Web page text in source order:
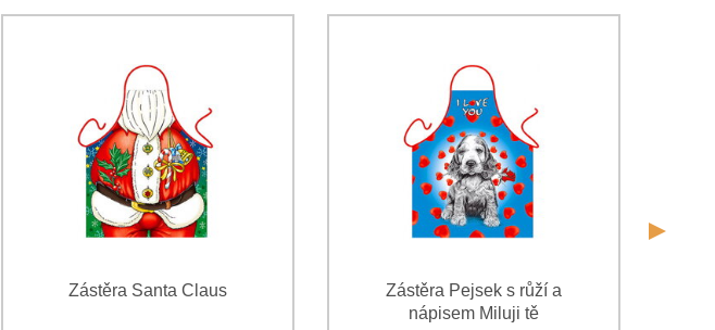
jsem se s podmínkamiOchrany osobních údajůspolečnosti Bomba s.r.o.*
Zástěra Santa Claus
Zástěra Pejsek s růží a
nápisem Miluji tě